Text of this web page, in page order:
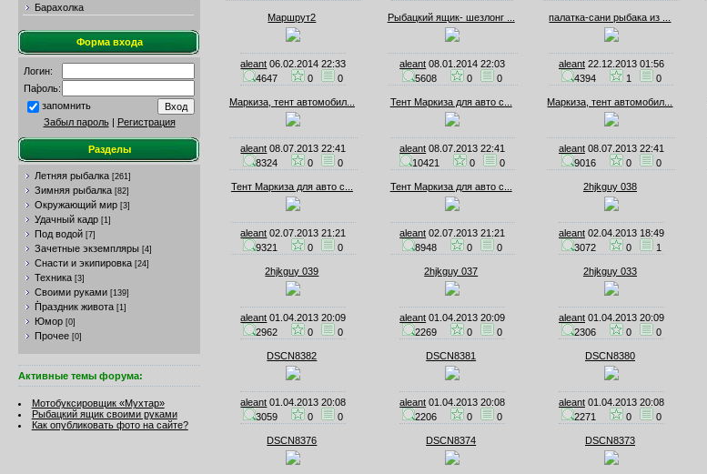
Барахолка
Форма входа
Логин:
Пароль:
запомнить
Забыл пароль| Регистрация
Разделы
Летняя рыбалка [261]
Зимняя рыбалка [82]
Окружающий мир [3]
Удачный кадр [1]
Под водой [7]
Зачетные экземпляры [4]
Снасти и экипировка [24]
Техника [3]
Своими руками [139]
Праздник живота [1]
Юмор [0]
Прочее [0]
Активные темы форума:
Мотобуксировщик «Мухтар»
Рыбацкий ящик своими руками
Как опубликовать фото на сайте?
Маршрут2
aleant 06.02.2014 22:33
4647
0 0
Рыбацкий ящик- шезлонг ...
aleant 08.01.2014 22:03
5608
0 0
палатка-сани рыбака из ...
aleant22.12.2013 01:56
4394
1 0
Маркиза, тент автомобил...
aleant 08.07.2013 22:41
8324
0 0
Тент Маркиза для авто с...
aleant 08.07.2013 22:41
10421
0 0
Маркиза, тент автомобил...
aleant08.07.2013 22:41
9016
0 0
Тент Маркиза для авто с...
aleant 02.07.2013 21:21
9321
0 0
Тент Маркиза для авто с...
aleant 02.07.2013 21:21
8948
0 0
2hjkguy 038
aleant02.04.2013 18:49
3072
0 1
2hjkguy 039
aleant 01.04.2013 20:09
2962
0 0
2hjkguy 037
aleant 01.04.2013 20:09
2269
0 0
2hjkguy 033
aleant01.04.2013 20:09
2306
0 0
DSCN8382
aleant 01.04.2013 20:08
3059
0 0
DSCN8381
aleant 01.04.2013 20:08
2206
0 0
DSCN8380
aleant01.04.2013 20:08
2271
0 0
DSCN8376 DSCN8374 DSCN8373